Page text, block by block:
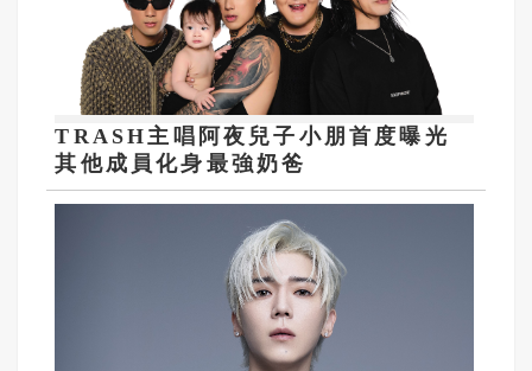
TRASH主唱阿夜兒子小朋首度曝光
其他成員化身最強奶爸